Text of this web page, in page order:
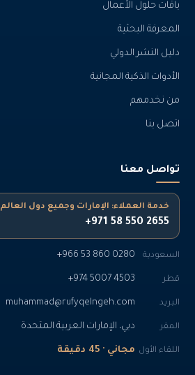
باقات حلول الأعمال
المعرفة البحثية
دليل النشر الدولي
الأدوات الذكية المجانية
من نخدمهم
اتصل بنا
تواصل معنا
خدمة العملاء: الإمارات وجميع دول العالم
+971 58 550 2655
السعودية +966 53 860 0280
قطر +974 5007 4503
البريد muhammad@rufyqelngeh.com
المقر دبي، الإمارات العربية المتحدة
اللقاء الأول مجاني · 45 دقيقة